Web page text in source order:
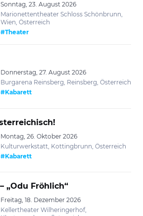
Sonntag, 23. August 2026
Marionettentheater Schloss Schönbrunn,
Wien, Österreich
#Theater
Donnerstag, 27. August 2026
Burgarena Reinsberg, Reinsberg, Österreich
#Kabarett
Montag, 26. Oktober 2026
Kulturwerkstatt, Kottingbrunn, Österreich
#Kabarett
„Odu Fröhlich“
Freitag, 18. Dezember 2026
Kellertheater Wilheringerhof,